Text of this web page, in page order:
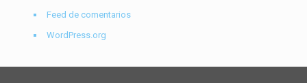
Feed de comentarios
WordPress.org